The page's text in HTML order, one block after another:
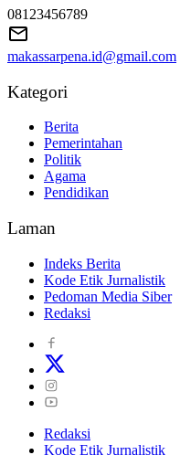
08123456789
makassarpena.id@gmail.com
Kategori
Berita
Pemerintahan
Politik
Agama
Pendidikan
Laman
Indeks Berita
Kode Etik Jurnalistik
Pedoman Media Siber
Redaksi
Redaksi
Kode Etik Jurnalistik